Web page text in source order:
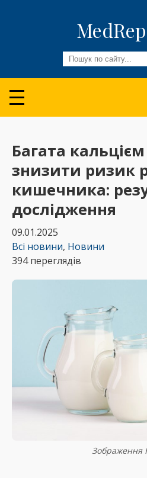
Всі новини
Огляди та Аналітика
Медспільнота
Колонки
Відео
Багата
знизити ризик
кишечника:
дослідження
09.01.2025
Всі новини, Новини
394 переглядів
Зображення